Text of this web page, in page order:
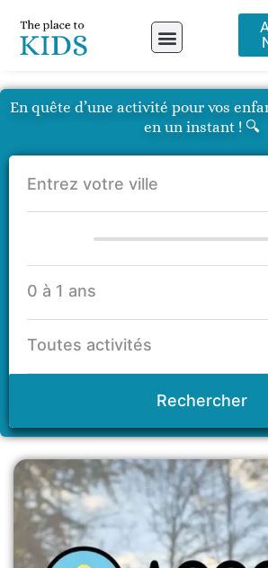
contenu
En quête d’une activité pour vos
en un instant ! 🔍
Rechercher